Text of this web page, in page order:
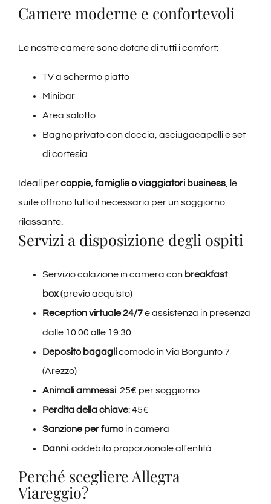
Camere moderne e confortevoli
Le nostre camere sono dotate di tutti i comfort:
TV a schermo piatto
Minibar
Area salotto
Bagno privato con doccia, asciugacapelli e set
di cortesia
Ideali percoppie, famiglie o viaggiatori business, le
suite offrono tutto il necessario per un soggiorno
rilassante.
Servizi a disposizione degli ospiti
Servizio colazione in camera con breakfast
box(previo acquisto)
Reception virtuale 24/7e assistenza in presenza
dalle 10:00 alle 19:30
Deposito bagaglicomodo in Via Borgunto 7
(Arezzo)
Animali ammessi: 25€ per soggiorno
Perdita della chiave: 45€
Sanzione per fumoin camera
Danni: addebito proporzionale all'entità
Perché scegliere Allegra
Viareggio?